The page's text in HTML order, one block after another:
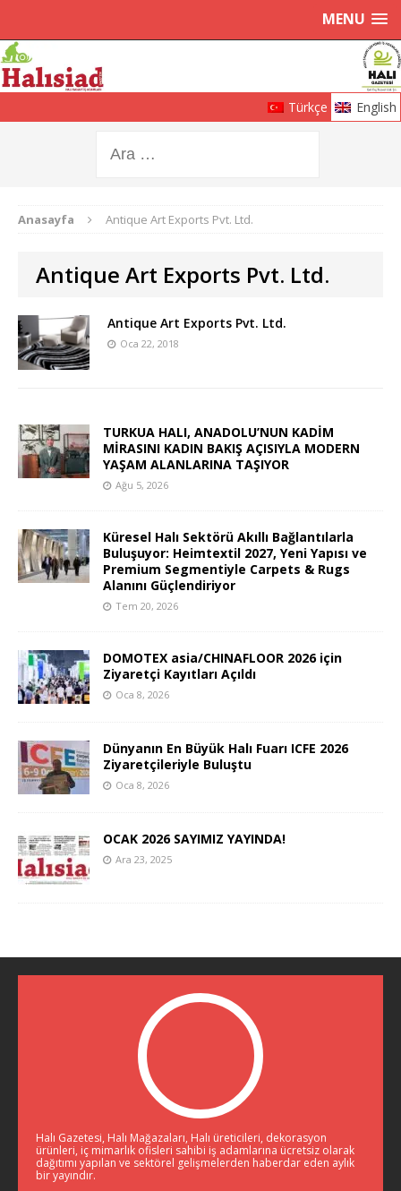
MENU
Türkçe English
Anasayfa Antique Art Exports Pvt. Ltd.
Antique Art Exports Pvt. Ltd.
Antique Art Exports Pvt. Ltd.
Oca 22, 2018
TURKUA HALI, ANADOLU’NUN KADİM
MİRASINI KADIN BAKIŞ AÇISIYLA MODERN
YAŞAM ALANLARINA TAŞIYOR
Ağu 5, 2026
Küresel Halı Sektörü Akıllı Bağlantılarla
Buluşuyor: Heimtextil 2027, Yeni Yapısı ve
Premium Segmentiyle Carpets & Rugs
Alanını Güçlendiriyor
Tem 20, 2026
DOMOTEX asia/CHINAFLOOR 2026 için
Ziyaretçi Kayıtları Açıldı
Oca 8, 2026
Dünyanın En Büyük Halı Fuarı ICFE 2026
Ziyaretçileriyle Buluştu
Oca 8, 2026
OCAK 2026 SAYIMIZ YAYINDA!
Ara 23, 2025
Halı Gazetesi, Halı Mağazaları, Halı üreticileri, dekorasyon
ürünleri, iç mimarlık ofisleri sahibi iş adamlarına ücretsiz olarak
dağıtımı yapılan ve sektörel gelişmelerden haberdar eden aylık
bir yayındır.